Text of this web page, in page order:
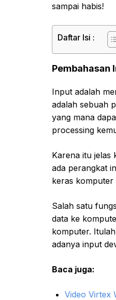
sampai habis!
Daftar Isi :
Pembahasan
Input adalah
adalah sebuah
yang mana
processing
Karena itu jelas
ada perangkat
keras komputer
Salah satu
data ke
komputer.
adanya input
Baca juga:
Video Virtex